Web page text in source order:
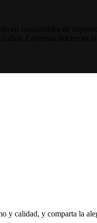
y calidad, y comparta la